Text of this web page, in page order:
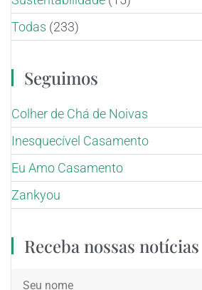
Todas (233)
Seguimos
Colher de Chá de Noivas
Inesquecível Casamento
Eu Amo Casamento
Zankyou
Receba nossas notícias